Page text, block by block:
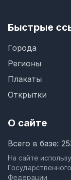
Быстрые
Города
Регионы
Плакаты
Открытки
О сайте
Всего в базе:
На сайте
Федерации